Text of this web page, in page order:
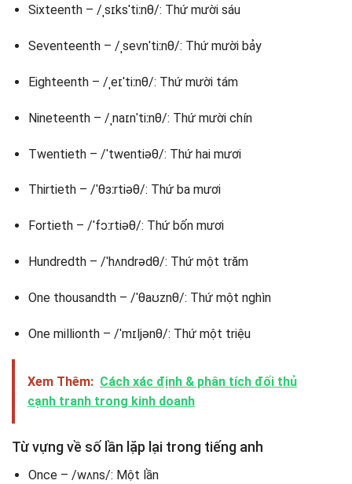
Sixteenth – /ˌsɪksˈtiːnθ/: Thứ mười sáu
Seventeenth – /ˌsevnˈtiːnθ/: Thứ mười bảy
Eighteenth – /ˌeɪˈtiːnθ/: Thứ mười tám
Nineteenth – /ˌnaɪnˈtiːnθ/: Thứ mười chín
Twentieth – /ˈtwentiəθ/: Thứ hai mươi
Thirtieth – /ˈθɜːrtiəθ/: Thứ ba mươi
Fortieth – /ˈfɔːrtiəθ/: Thứ bốn mươi
Hundredth – /ˈhʌndrədθ/: Thứ một trăm
One thousandth – /ˈθaʊznθ/: Thứ một nghìn
One millionth – /ˈmɪljənθ/: Thứ một triệu
Xem Thêm: Cách xác định & phân tích đối thủ
cạnh tranh trong kinh doanh
Từ vựng về số lần lặp lại trong tiếng anh
Once – /wʌns/: Một lần